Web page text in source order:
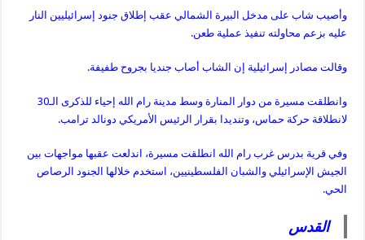
وأصيب شاب على مدخل البيرة الشمالي عقب إطلاق جنود إسرائيليين النار
عليه بزعم محاولته تنفيذ عملية طعن.
وقالت مصادر إسرائيلية إن الشاب أصاب جنديا بجروح طفيفة.
وانطلقت مسيرة من دوار المنارة وسط مدينة رام الله إحياء للذكرى الـ30
لانطلاقة حركة حماس، وتنديدا بقرار الرئيس الأمريكي دونالد ترامب.
وفي قرية بدرس غرب رام الله انطلقت مسيرة، اندلعت عقبها مواجهات بين
الجيش الإسرائيلي والشبان الفلسطينيين، استخدم خلالها الجنود الرصاص
الحي.
القدس